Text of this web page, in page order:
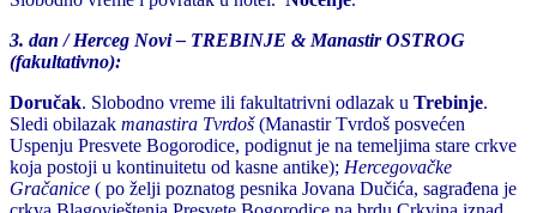
3. dan / Herceg Novi – TREBINJE & Manastir OSTROG
(fakultativno):
Doručak. Slobodno vreme ili fakultatrivni odlazak u Trebinje.
Sledi obilazak manastira Tvrdoš(Manastir Tvrdoš posvećen
Uspenju Presvete Bogorodice, podignut je na temeljima stare crkve
koja postoji u kontinuitetu od kasne antike); Hercegovačke
Gračanice ( po želji poznatog pesnika Jovana Dučića, sagrađena je